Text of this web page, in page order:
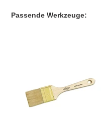
Passende Werkzeuge: